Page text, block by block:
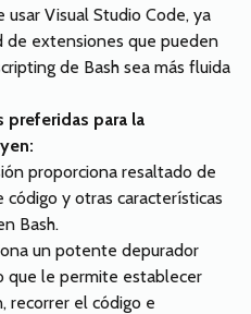
Visual Studio Code, ya
de extensiones que pueden
de Bash sea más fluida
preferidas para la
proporciona resaltado de
código y otras características
Bash.
un potente depurador
que le permite establecer
recorrer el código e